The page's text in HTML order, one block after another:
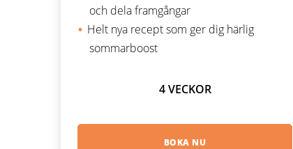
och dela framgångar
Helt nya recept som ger dig härlig
sommarboost
4 VECKOR
BOKA NU